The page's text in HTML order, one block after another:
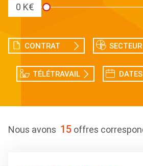
0 K€
CONTRAT SECTEUR
TÉLÉTRAVAIL DATES
Nous avons 15 offres